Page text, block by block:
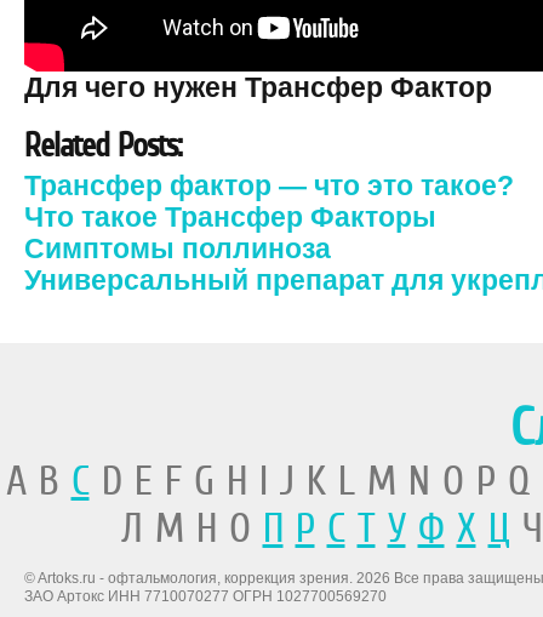
Для чего нужен Трансфер Фактор
Related Posts:
Трансфер фактор — что это такое?
Что такое Трансфер Факторы
Симптомы поллиноза
Универсальный препарат для
A B CD E F G H I J K L M N O P
Л М Н О П Р С Т У Ф Х Ц
© Artoks.ru - офтальмология, коррекция зрения. 2026 Все права
ЗАО Артокс ИНН 7710070277 ОГРН 1027700569270